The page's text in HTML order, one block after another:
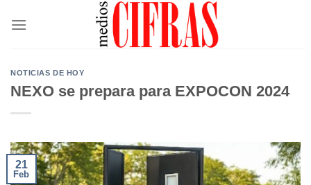
NOTICIAS DE HOY
NEXO se prepara para EXPOCON 2024
21
Feb